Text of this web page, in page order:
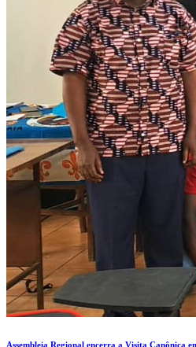
Assembleia Regional encerra a Visita Canônica